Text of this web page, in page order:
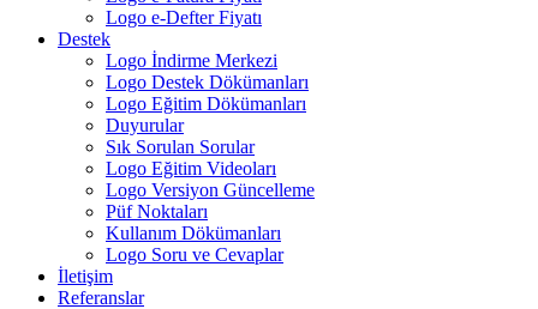
Logo e-Defter Fiyatı
Destek
Logo İndirme Merkezi
Logo Destek Dökümanları
Logo Eğitim Dökümanları
Duyurular
Sık Sorulan Sorular
Logo Eğitim Videoları
Logo Versiyon Güncelleme
Püf Noktaları
Kullanım Dökümanları
Logo Soru ve Cevaplar
İletişim
Referanslar